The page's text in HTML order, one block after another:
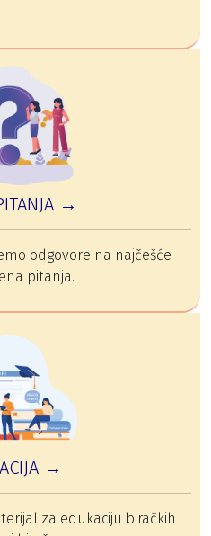
→
odgovore na najčešće
pitanja.
→
za edukaciju biračkih